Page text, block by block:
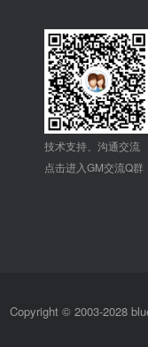
技术支持、沟通交流
点击进入GM交流Q群
Copyright © 2003-2028